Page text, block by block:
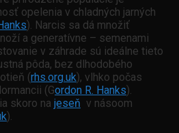
opelenia v chladných jarných
). Narcis sa dá množiť
a generatívne – semenami
v záhrade sú ideálne tieto
pôda, bez dlhodobého
(rhs.org.uk), vlhko počas
(Gordon R. Hanks).
skoro na jeseň v násoom
).